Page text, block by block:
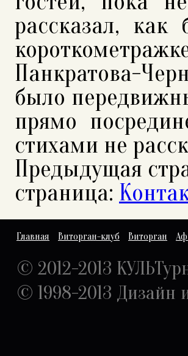
рассказал, как
Панкратова-
было
прямо
стихами не
Предыдущая
страница:
Главная Виторган-клуб Виторган
© 2012-2013
© 1998-2013 Дизайн